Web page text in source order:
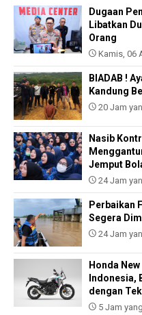
Dugaan
Libatkan
Orang
Kamis, 06
BIADAB !
Kandung
20 Jam
Nasib
Jemput
24 Jam
Perbaikan
Segera
24 Jam
Honda
Indonesia,
dengan
5 Jam